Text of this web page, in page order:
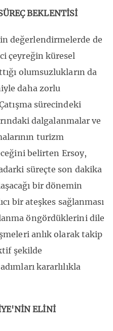
BEKLENTİSİ
değerlendirmelerde de
çeyreğin küresel
olumsuzlukların da
daha zorlu
sürecindeki
dalgalanmalar ve
turizm
belirten Ersoy,
süreçte son dakika
bir dönemin
bir ateşkes sağlanması
öngördüklerini dile
anlık olarak takip
şekilde
kararlılıkla
ELİNİ